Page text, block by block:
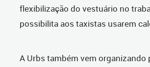
flexibilização do vestuário no
possibilita aos taxistas usarem
A Urbs também vem organizando